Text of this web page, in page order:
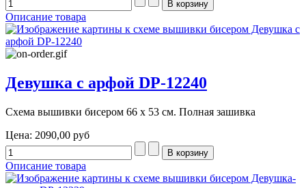
Описание товара
Девушка с арфой DP-12240
Схема вышивки бисером 66 х 53 см. Полная зашивка
Цена: 2090,00 руб
Описание товара